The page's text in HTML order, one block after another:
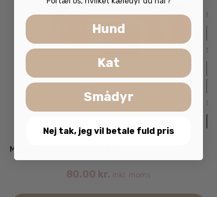
MyFa Milano Halsbånd Rød S
80.00 kr. inkl. moms
Hund
Kat
Smådyr
Nej tak, jeg vil betale fuld pris